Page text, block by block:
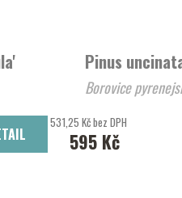
Pinus
Borovice
531,25 Kč bez DPH
595 Kč